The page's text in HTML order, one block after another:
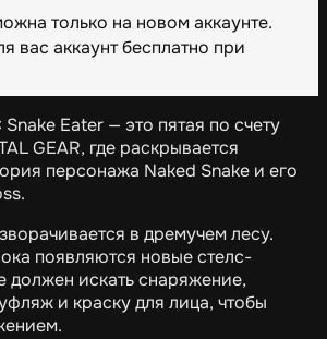
только на новом аккаунте.
вас аккаунт бесплатно при
Eater — это пятая по счету
GEAR, где раскрывается
персонажа Naked Snake и его
в дремучем лесу.
появляются новые стелс-
должен искать снаряжение,
и краску для лица, чтобы